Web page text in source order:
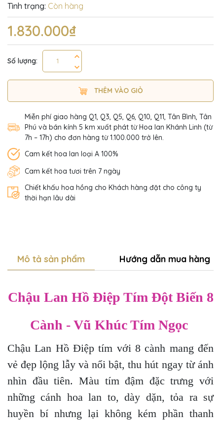
Tình trạng: Còn hàng
1.830.000₫
Số lượng:
THÊM VÀO GIỎ
Miễn phí giao hàng Q1, Q3, Q5, Q6, Q10, Q11, Tân Bình, Tân
Phú và bán kính 5 km xuất phát từ Hoa lan Khánh Linh (từ
7h – 17h) cho đơn hàng từ 1.100.000 trở lên.
Cam kết hoa lan loại A 100%
Cam kết hoa tươi trên 7 ngày
Chiết khấu hoa hồng cho Khách hàng đặt cho công ty
thời hạn lâu dài
Mô tả sản phẩm Hướng dẫn mua hàng
Chậu Lan Hồ Điệp Tím Đột Biến 8
Cành - Vũ Khúc Tím Ngọc
Chậu Lan Hồ Điệp tím với 8 cành mang đến
vẻ đẹp lộng lẫy và nổi bật, thu hút ngay từ ánh
nhìn đầu tiên. Màu tím đậm đặc trưng với
những cánh hoa lan to, dày dặn, tỏa ra sự
huyền bí nhưng lại không kém phần thanh